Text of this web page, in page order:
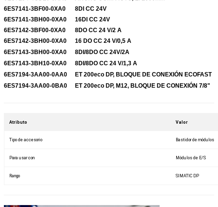
6ES7141-3BF00-0XA0
8DI CC 24V
6ES7141-3BH00-0XA0
16DI CC 24V
6ES7142-3BF00-0XA0
8DO CC 24 V/2 A
6ES7142-3BH00-0XA0
16 DO CC 24 V/0,5 A
6ES7143-3BH00-0XA0
8DI/8DO CC 24V/2A
6ES7143-3BH10-0XA0
8DI/8DO CC 24 V/1,3 A
6ES7194-3AA00-0AA0
ET 200eco DP, BLOQUE DE CONEXIÓN ECOFAST
6ES7194-3AA00-0BA0
ET 200eco DP, M12, BLOQUE DE CONEXIÓN 7/8"
Atributo Valor
Tipo de accesorio Bastidor de módulos
Para usar con Módulos de E/S
Rango SIMATIC DP